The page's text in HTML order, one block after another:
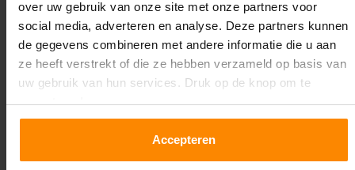
over uw gebruik van onze site met onze partners voor
social media, adverteren en analyse. Deze partners kunnen
de gegevens combineren met andere informatie die u aan
ze heeft verstrekt of die ze hebben verzameld op basis van
uw gebruik van hun services. Druk op de knop om te
accepteren!
Accepteren